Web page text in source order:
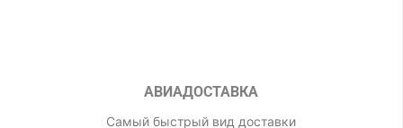
АВИАДОСТАВКА
Самый быстрый вид доставки